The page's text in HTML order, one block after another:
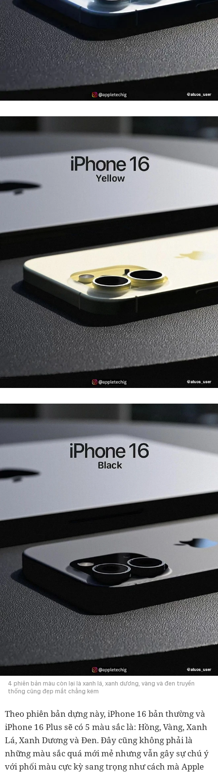
4 phiên bản màu còn lại là xanh lá, xanh dương, vàng và đen truyền
thống cũng đẹp mắt chẳng kém
Theo phiên bản dựng này, iPhone 16 bản thường và
iPhone 16 Plus sẽ có 5 màu sắc là: Hồng, Vàng, Xanh
Lá, Xanh Dương và Đen. Đây cũng không phải là
những màu sắc quá mới mẻ nhưng vẫn gây sự chú ý
với phối màu cực kỳ sang trọng như cách mà Apple